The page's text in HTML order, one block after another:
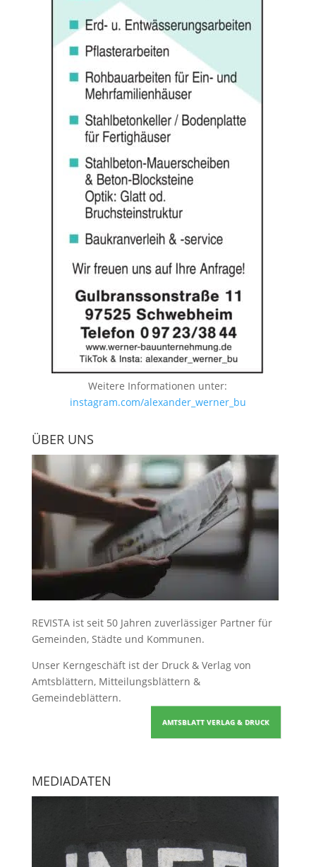
Weitere Informationen unter:
instagram.com/alexander_werner_bu
ÜBER UNS
REVISTA ist seit 50 Jahren zuverlässiger Partner für
Gemeinden, Städte und Kommunen.
Unser Kerngeschäft ist der Druck & Verlag von
Amtsblättern, Mitteilungsblättern &
Gemeindeblättern.
AMTSBLATT VERLAG & DRUCK
MEDIADATEN